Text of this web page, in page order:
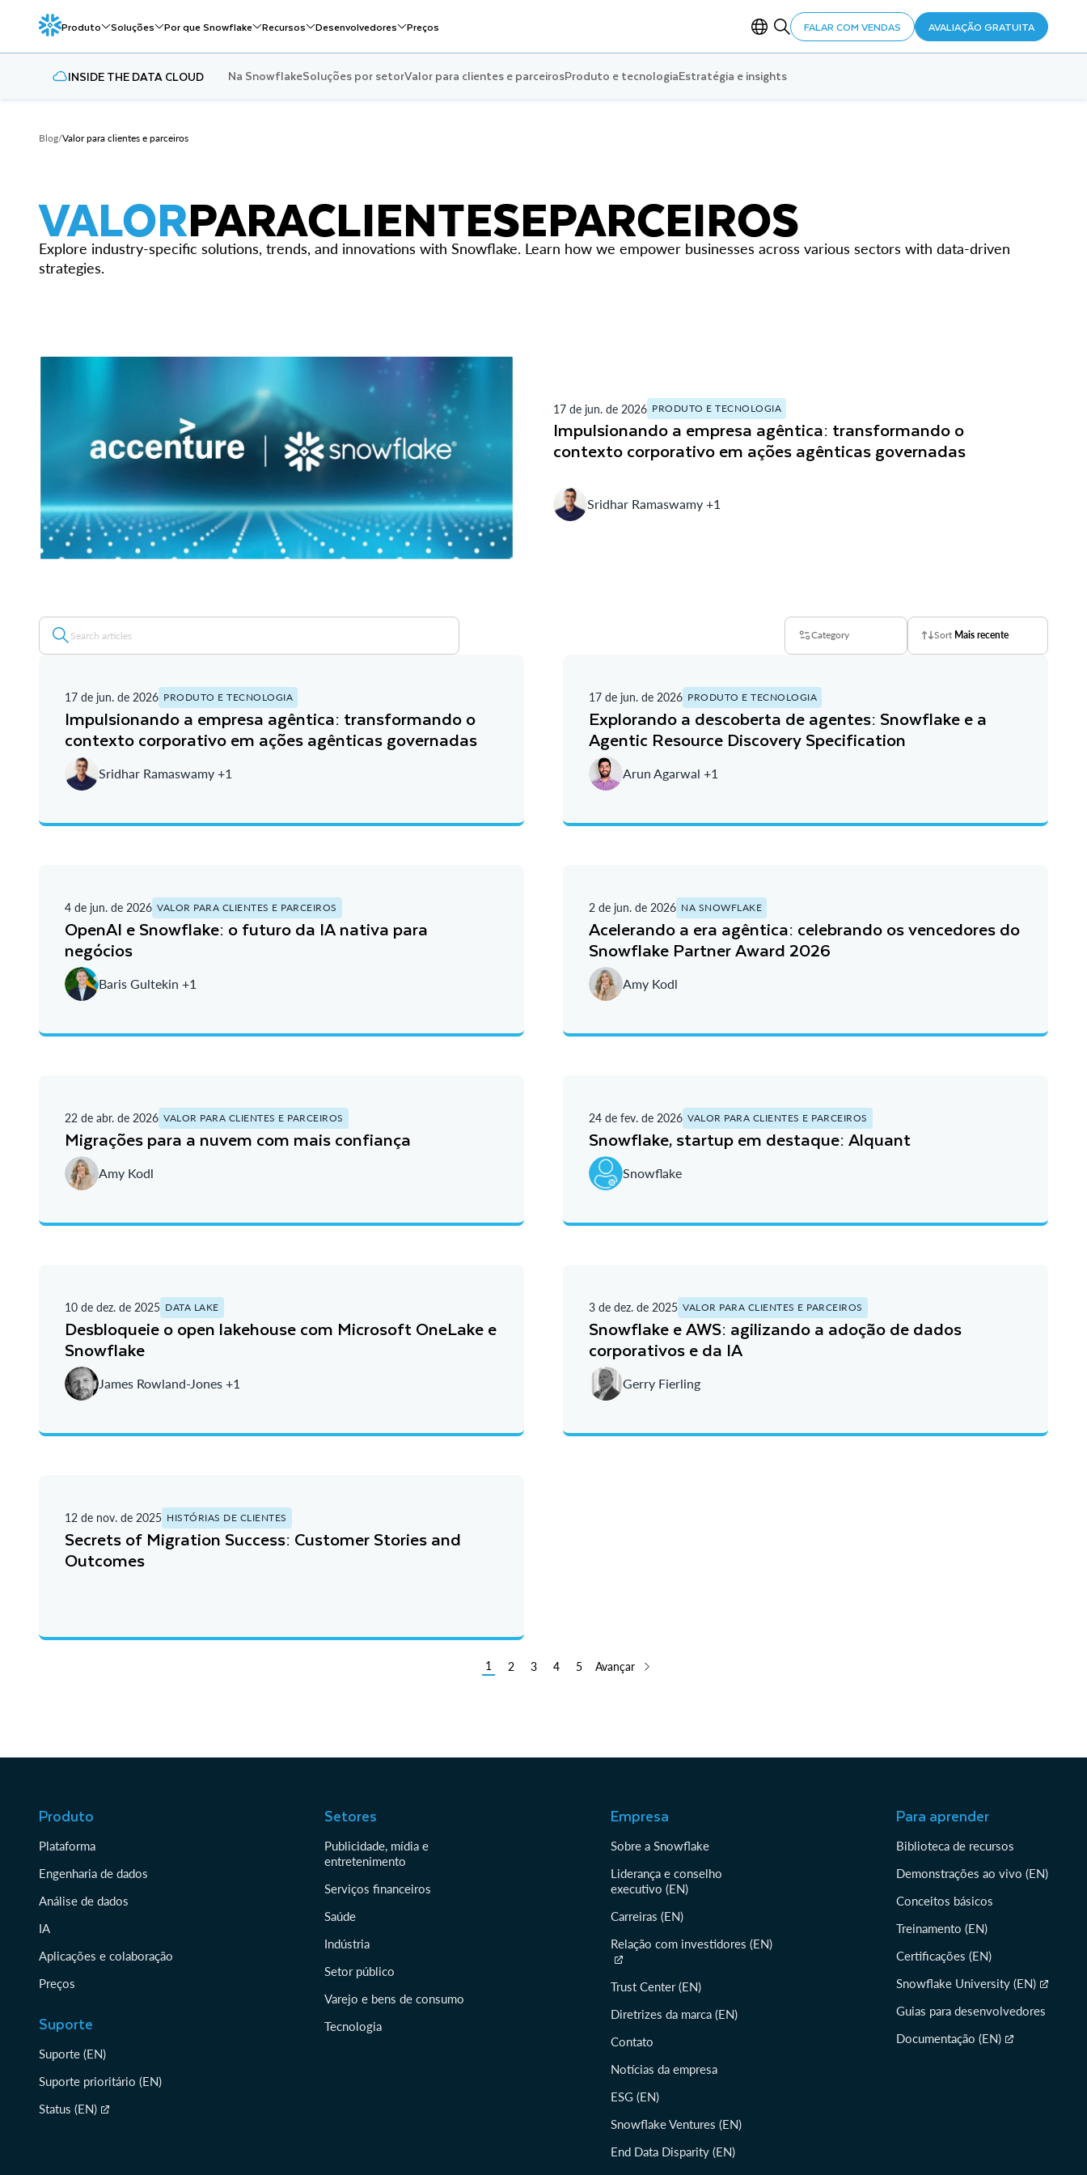
Produto Soluções Por que Snowflake Recursos Desenvolvedores Preços FALAR COM VENDAS AVALIAÇÃO GRATUITA
INSIDE THE DATA CLOUD Na SnowflakeSoluções por setorValor para clientes e parceirosProduto e tecnologiaEstratégia e insights
Blog/Valor para clientes e parceiros
VALORPARACLIENTESEPARCEIROS
Explore industry-specific solutions, trends, and innovations with Snowflake. Learn how we empower businesses across various sectors with data-driven
strategies.
17 de jun. de 2026 PRODUTO E TECNOLOGIA
Impulsionando a empresa agêntica: transformando o
contexto corporativo em ações agênticas governadas
Sridhar Ramaswamy +1
Category Sort Mais recente
17 de jun. de 2026 PRODUTO E TECNOLOGIA
Impulsionando a empresa agêntica: transformando o
contexto corporativo em ações agênticas governadas
Sridhar Ramaswamy +1
17 de jun. de 2026 PRODUTO E TECNOLOGIA
Explorando a descoberta de agentes: Snowflake e a
Agentic Resource Discovery Specification
Arun Agarwal +1
4 de jun. de 2026 VALOR PARA CLIENTES E PARCEIROS
OpenAI e Snowflake: o futuro da IA nativa para
negócios
Baris Gultekin +1
2 de jun. de 2026 NA SNOWFLAKE
Acelerando a era agêntica: celebrando os vencedores do
Snowflake Partner Award 2026
Amy Kodl
22 de abr. de 2026 VALOR PARA CLIENTES E PARCEIROS
Migrações para a nuvem com mais confiança
Amy Kodl
24 de fev. de 2026 VALOR PARA CLIENTES E PARCEIROS
Snowflake, startup em destaque: Alquant
Snowflake
10 de dez. de 2025 DATA LAKE
Desbloqueie o open lakehouse com Microsoft OneLake e
Snowflake
James Rowland-Jones +1
3 de dez. de 2025 VALOR PARA CLIENTES E PARCEIROS
Snowflake e AWS: agilizando a adoção de dados
corporativos e da IA
Gerry Fierling
12 de nov. de 2025 HISTÓRIAS DE CLIENTES
Secrets of Migration Success: Customer Stories and
Outcomes
1 2 3 4 5 Avançar
Produto
Plataforma
Engenharia de dados
Análise de dados
IA
Aplicações e colaboração
Preços
Suporte
Suporte (EN)
Suporte prioritário (EN)
Status (EN)
Setores
Publicidade, mídia e
entretenimento
Serviços financeiros
Saúde
Indústria
Setor público
Varejo e bens de consumo
Tecnologia
Empresa
Sobre a Snowflake
Liderança e conselho
executivo (EN)
Carreiras (EN)
Relação com investidores (EN)
Trust Center (EN)
Diretrizes da marca (EN)
Contato
Notícias da empresa
ESG (EN)
Snowflake Ventures (EN)
End Data Disparity (EN)
Para aprender
Biblioteca de recursos
Demonstrações ao vivo (EN)
Conceitos básicos
Treinamento (EN)
Certificações (EN)
Snowflake University (EN)
Guias para desenvolvedores
Documentação (EN)